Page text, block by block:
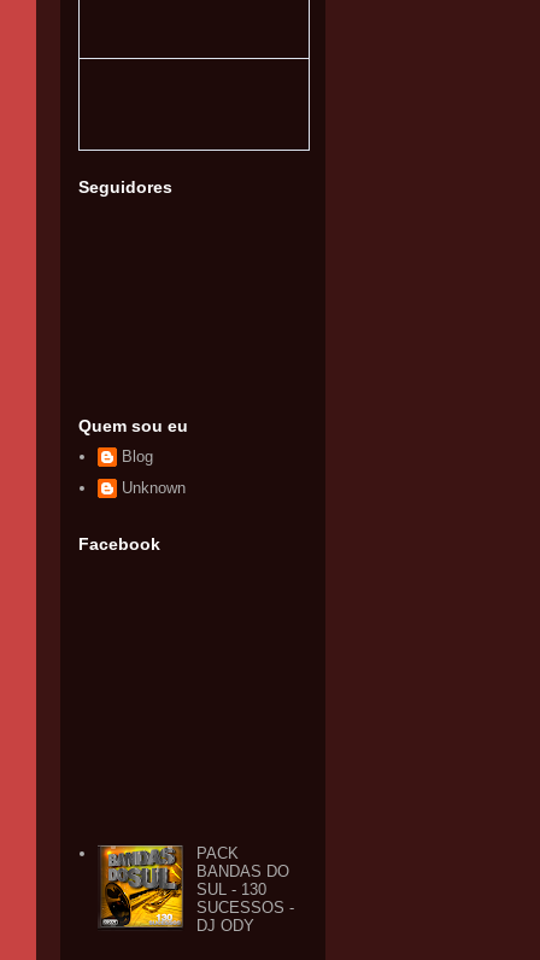
Seguidores
Quem sou eu
Blog
Unknown
Facebook
PACK
BANDAS DO
SUL - 130
SUCESSOS -
DJ ODY